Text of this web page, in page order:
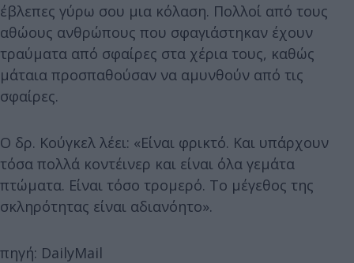
έβλεπες γύρω σου μια κόλαση. Πολλοί από τους
αθώους ανθρώπους που σφαγιάστηκαν έχουν
τραύματα από σφαίρες στα χέρια τους, καθώς
μάταια προσπαθούσαν να αμυνθούν από τις
σφαίρες.
Ο δρ. Κούγκελ λέει: «Είναι φρικτό. Και υπάρχουν
τόσα πολλά κοντέινερ και είναι όλα γεμάτα
πτώματα. Είναι τόσο τρομερό. Το μέγεθος της
σκληρότητας είναι αδιανόητο».
πηγή: DailyMail